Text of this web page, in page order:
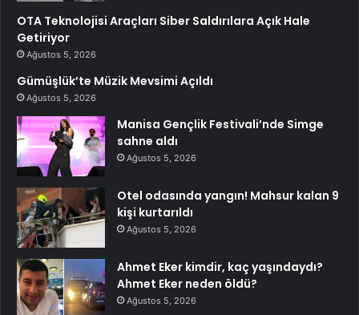
OTA Teknolojisi Araçları Siber Saldırılara Açık Hale
Getiriyor
Ağustos 5, 2026
Gümüşlük’te Müzik Mevsimi Açıldı
Ağustos 5, 2026
Manisa Gençlik Festivali’nde Simge
sahne aldı
Ağustos 5, 2026
Otel odasında yangın! Mahsur kalan 9
kişi kurtarıldı
Ağustos 5, 2026
Ahmet Eker kimdir, kaç yaşındaydı?
Ahmet Eker neden öldü?
Ağustos 5, 2026